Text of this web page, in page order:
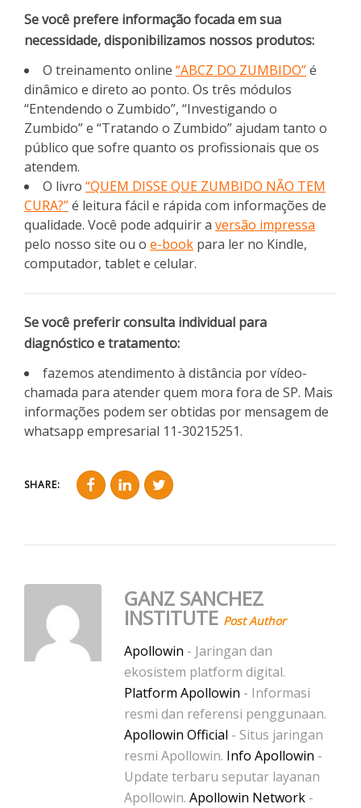
Se você prefere informação focada em sua
necessidade, disponibilizamos nossos produtos:
O treinamento online “ABCZ DO ZUMBIDO”é
dinâmico e direto ao ponto. Os três módulos
“Entendendo o Zumbido”, “Investigando o
Zumbido” e “Tratando o Zumbido” ajudam tanto o
público que sofre quanto os profissionais que os
atendem.
O livro “QUEM DISSE QUE ZUMBIDO NÃO TEM
CURA?”é leitura fácil e rápida com informações de
qualidade. Você pode adquirir a versão impressa
pelo nosso site ou o e-book para ler no Kindle,
computador, tablet e celular.
Se você preferir consulta individual para
diagnóstico e tratamento:
fazemos atendimento à distância por vídeo-
chamada para atender quem mora fora de SP. Mais
informações podem ser obtidas por mensagem de
whatsapp empresarial 11-30215251.
SHARE:
GANZ SANCHEZ
INSTITUTE Post Author
Apollowin - Jaringan dan
ekosistem platform digital.
Platform Apollowin - Informasi
resmi dan referensi penggunaan.
Apollowin Official - Situs jaringan
resmi Apollowin. Info Apollowin -
Update terbaru seputar layanan
Apollowin. Apollowin Network -